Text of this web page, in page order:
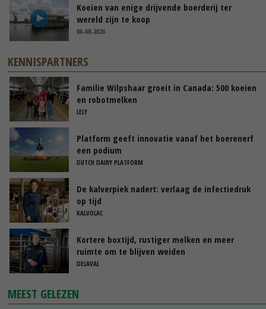
Koeien van enige drijvende boerderij ter
wereld zijn te koop
06-08-2026
KENNISPARTNERS
Familie Wilpshaar groeit in Canada: 500 koeien
en robotmelken
LELY
Platform geeft innovatie vanaf het boerenerf
een podium
DUTCH DAIRY PLATFORM
De kalverpiek nadert: verlaag de infectiedruk
op tijd
KALVOLAC
Kortere boxtijd, rustiger melken en meer
ruimte om te blijven weiden
DELAVAL
MEEST GELEZEN